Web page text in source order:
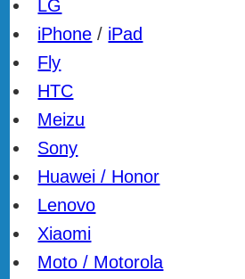
LG
iPhone / iPad
Fly
HTC
Meizu
Sony
Huawei / Honor
Lenovo
Xiaomi
Moto / Motorola